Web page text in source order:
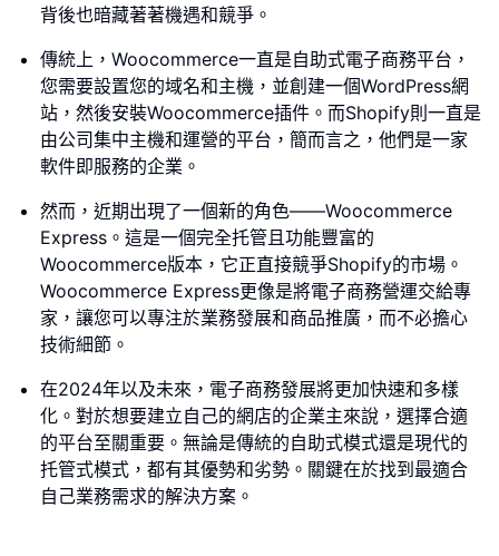
背後也暗藏著著機遇和競爭。
傳統上，Woocommerce一直是自助式電子商務平台，
您需要設置您的域名和主機，並創建一個WordPress網
站，然後安裝Woocommerce插件。而Shopify則一直是
由公司集中主機和運營的平台，簡而言之，他們是一家
軟件即服務的企業。
然而，近期出現了一個新的角色——Woocommerce
Express。這是一個完全托管且功能豐富的
Woocommerce版本，它正直接競爭Shopify的市場。
Woocommerce Express更像是將電子商務營運交給專
家，讓您可以專注於業務發展和商品推廣，而不必擔心
技術細節。
在2024年以及未來，電子商務發展將更加快速和多樣
化。對於想要建立自己的網店的企業主來說，選擇合適
的平台至關重要。無論是傳統的自助式模式還是現代的
托管式模式，都有其優勢和劣勢。關鍵在於找到最適合
自己業務需求的解決方案。